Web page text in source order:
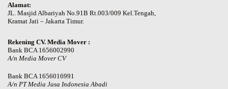
Alamat:
JL. Masjid Albariyah No.91B Rt.003/009 Kel.Tengah,
Kramat Jati – Jakarta Timur.
Rekening CV. Media Mover :
Bank BCA 1656002990
A/n Media Mover CV
Bank BCA 1656016991
A/n PT Media Jasa Indonesia Abadi